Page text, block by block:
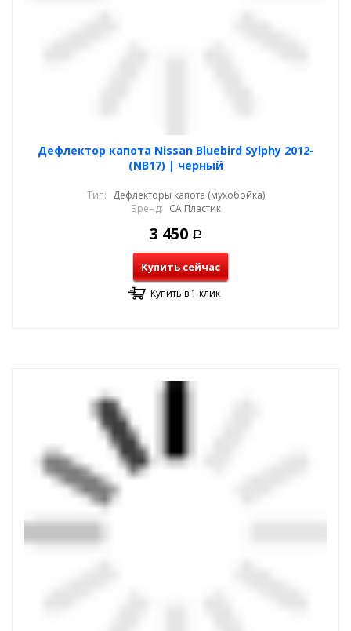
Дефлектор капота Nissan Bluebird Sylphy 2012-
(NB17) | черный
Тип: Дефлекторы капота (мухобойка)
Бренд: СА Пластик
3 450 Р
Купить сейчас
Купить в 1 клик